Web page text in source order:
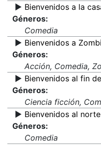
▶️ Bienvenidos a la
Géneros:
Comedia
▶️ Bienvenidos a
Géneros:
Acción, Comedia,
▶️ Bienvenidos al fin
Géneros:
Ciencia ficción,
▶️ Bienvenidos al norte
Géneros:
Comedia